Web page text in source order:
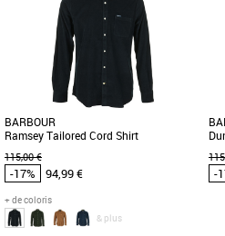
BARBOUR
Ramsey Tailored Cord Shirt
115,00 €
-17% 94,99 €
+ de coloris
& plus
-